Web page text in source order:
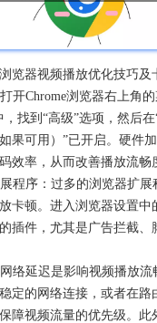
览器视频播放优化技巧及
开Chrome浏览器右上角
找到“高级”选项，然后
果可用）”已开启。硬件
效率，从而改善播放流畅
程序：过多的浏览器扩
卡顿。进入浏览器设置中
插件，尤其是广告拦截、
络延迟是影响视频播放
定的网络连接，或者在路
障视频流量的优先级。此